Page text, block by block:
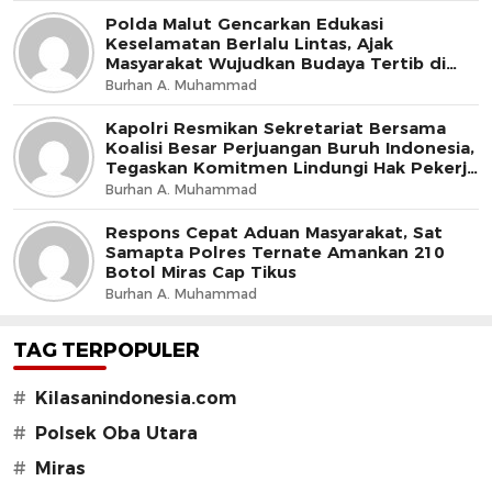
Polda Malut Gencarkan Edukasi
Keselamatan Berlalu Lintas, Ajak
Masyarakat Wujudkan Budaya Tertib di
Jalan
Burhan A. Muhammad
Kapolri Resmikan Sekretariat Bersama
Koalisi Besar Perjuangan Buruh Indonesia,
Tegaskan Komitmen Lindungi Hak Pekerja
dan Jaga Iklim Investasi
Burhan A. Muhammad
Respons Cepat Aduan Masyarakat, Sat
Samapta Polres Ternate Amankan 210
Botol Miras Cap Tikus
Burhan A. Muhammad
TAG TERPOPULER
#
Kilasanindonesia.com
#
Polsek Oba Utara
#
Miras